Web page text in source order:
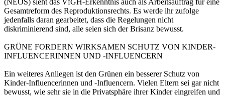
Gesamtreform des Reproduktionsrechts. Es werde ihr zufolge
jedenfalls daran gearbeitet, dass die Regelungen nicht
diskriminierend sind, alle seien sich der Brisanz bewusst.
GRÜNE FORDERN WIRKSAMEN SCHUTZ VON KINDER-
INFLUENCERINNEN UND -INFLUENCERN
Ein weiteres Anliegen ist den Grünen ein besserer Schutz von
Kinder-Influencerinnen und -Influencern. Vielen Eltern sei gar nicht
bewusst, wie sehr sie in die Privatsphäre ihrer Kinder eingreifen und